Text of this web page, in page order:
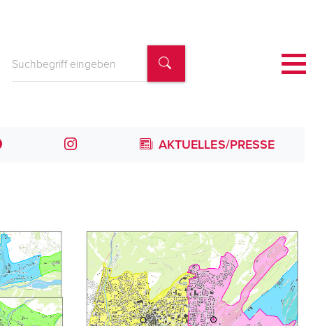
AKTUELLES/PRESSE